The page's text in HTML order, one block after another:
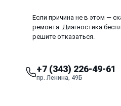
Если причина не в этом —
ремонта. Диагностика
решите отказаться.
+7 (343) 226-49-61
пр. Ленина, 49Б